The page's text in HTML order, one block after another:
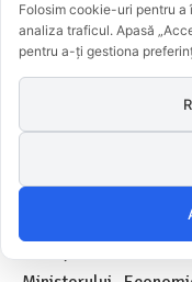
mare de persoane
contextul izolării și al
măsurilor de izolare,
Direcția
Folosim cookie-uri pentru a
analiza traficul. Apasă
pentru a-ți gestiona